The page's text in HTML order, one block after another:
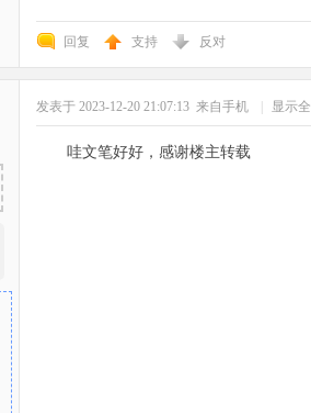
回复 支持 反对
发表于 2023-12-20 21:07:13 来自手机 显示
哇文笔好好，感谢楼主转载